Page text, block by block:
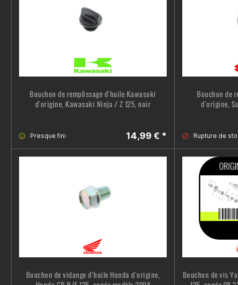
Bouchon de remplissage d'huile Kawasaki
d'origine, Kawasaki Ninja / Z 125, noir
Presque fini 14,99 € *
Bouchon de
d'origine,
Rupture de
Bouchon de vidange d'huile Honda d'origine,
Bouchon de vis